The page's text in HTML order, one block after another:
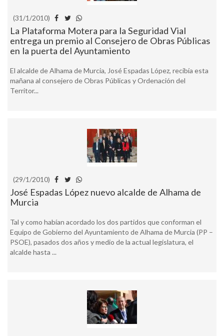
(31/1/2010)
La Plataforma Motera para la Seguridad Vial
entrega un premio al Consejero de Obras Públicas
en la puerta del Ayuntamiento
El alcalde de Alhama de Murcia, José Espadas López, recibía esta
mañana al consejero de Obras Públicas y Ordenación del
Territor...
(29/1/2010)
José Espadas López nuevo alcalde de Alhama de
Murcia
Tal y como habían acordado los dos partidos que conforman el
Equipo de Gobierno del Ayuntamiento de Alhama de Murcia (PP –
PSOE), pasados dos años y medio de la actual legislatura, el
alcalde hasta ...